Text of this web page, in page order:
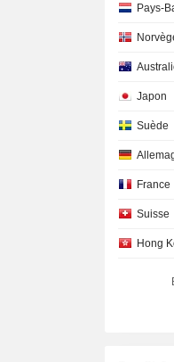
Pays-
Japon
Suède
France
Suisse
Hong